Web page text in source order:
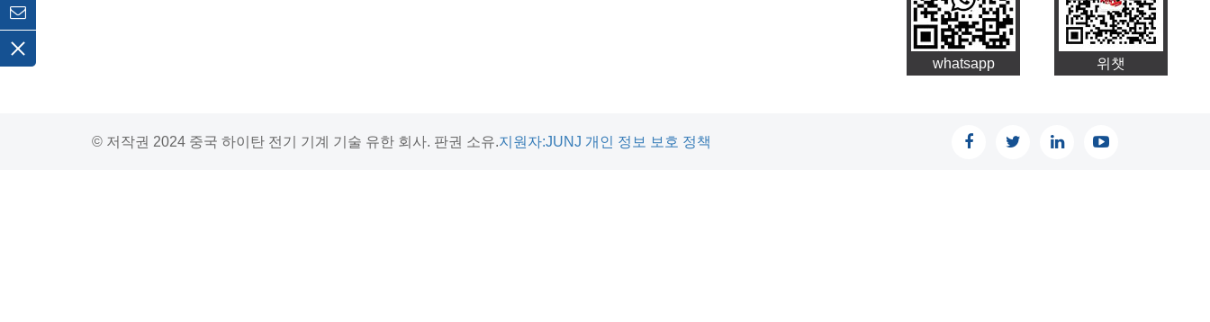
whatsapp 위챗
© 저작권 2024 중국 하이탄 전기 기계 기술 유한 회사. 판권 소유.지원자:JUNJ 개인 정보 보호 정책